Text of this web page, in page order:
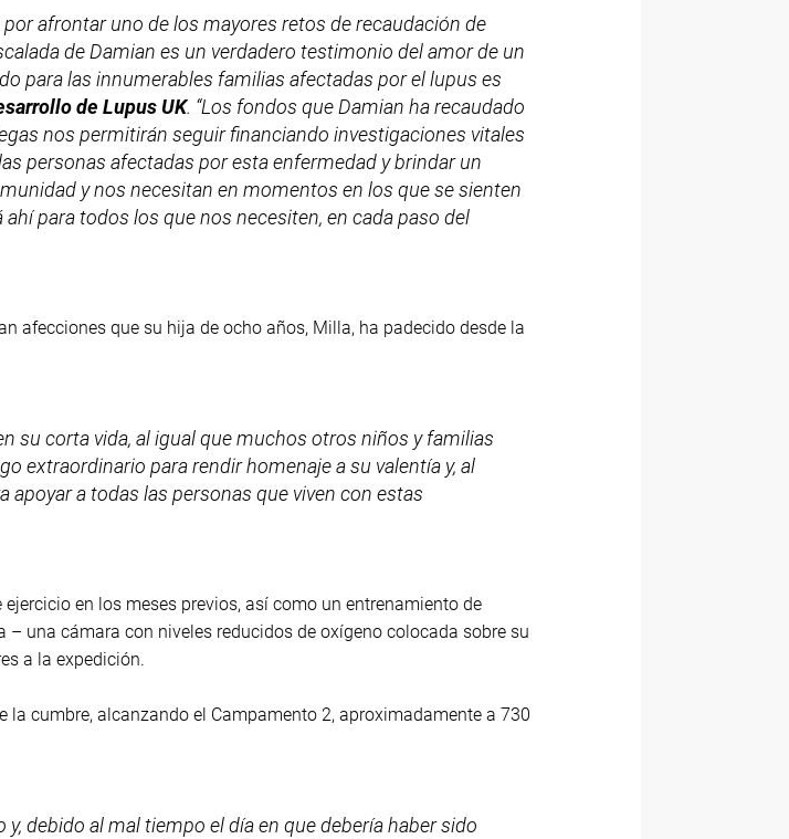
afrontar uno de los mayores retos de recaudación de
de Damian es un verdadero testimonio del amor de un
para las innumerables familias afectadas por el lupus es
de Lupus UK. “Los fondos que Damian ha recaudado
nos permitirán seguir financiando investigaciones vitales
personas afectadas por esta enfermedad y brindar un
y nos necesitan en momentos en los que se sienten
para todos los que nos necesiten, en cada paso del
afecciones que su hija de ocho años, Milla, ha padecido desde la
su corta vida, al igual que muchos otros niños y familias
extraordinario para rendir homenaje a su valentía y, al
a todas las personas que viven con estas
en los meses previos, así como un entrenamiento de
una cámara con niveles reducidos de oxígeno colocada sobre su
a la expedición.
cumbre, alcanzando el Campamento 2, aproximadamente a 730
debido al mal tiempo el día en que debería haber sido